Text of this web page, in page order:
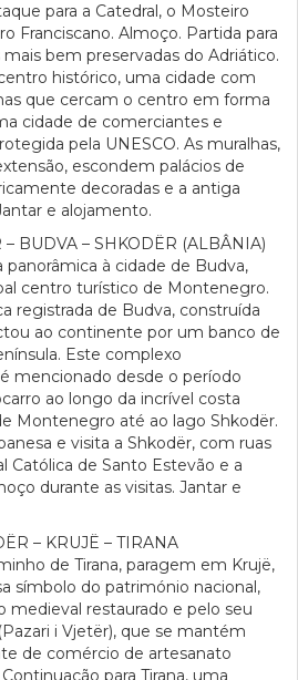
para a Catedral, o Mosteiro
Franciscano. Almoço. Partida para
bem preservadas do Adriático.
histórico, uma cidade com
que cercam o centro em forma
cidade de comerciantes e
pela UNESCO. As muralhas,
escondem palácios de
decoradas e a antiga
e alojamento.
– SHKODËR (ALBÂNIA)
à cidade de Budva,
centro turístico de Montenegro.
registrada de Budva, construída
ao continente por um banco de
Este complexo
mencionado desde o período
ao longo da incrível costa
Montenegro até ao lago Shkodër.
e visita a Shkodër, com ruas
Católica de Santo Estevão e a
durante as visitas. Jantar e
– KRUJË – TIRANA
de Tirana, paragem em Krujë,
símbolo do património nacional,
medieval restaurado e pelo seu
i Vjetër), que se mantém
de comércio de artesanato
para Tirana, uma